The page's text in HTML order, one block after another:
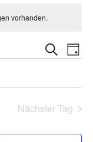
vorhanden.
Suche
SucheTag
Nächster Tag